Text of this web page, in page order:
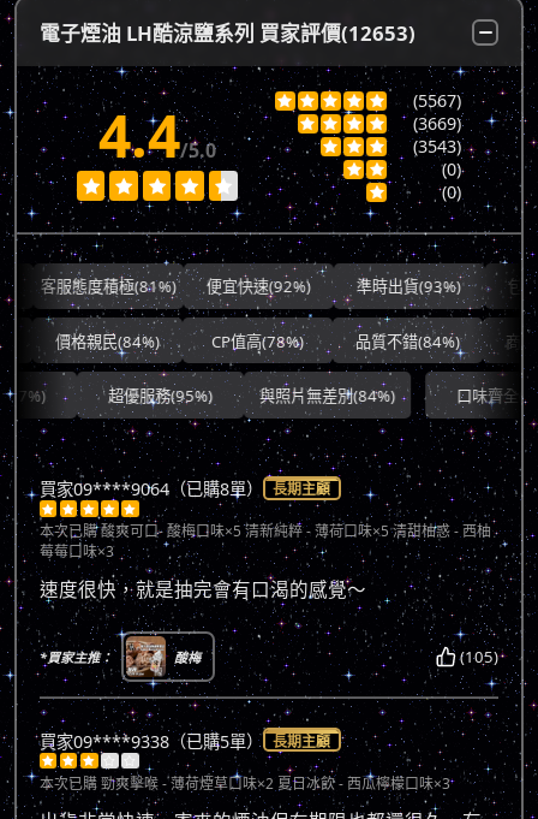
電子煙油 LH酷涼鹽系列 買家評價(12653)
4.4/5.0
    
     (5567)
    (3669)
   (3543)
  (0)
 (0)
客服態度積極(81%) 便宜快速(92%) 準時出貨(93%) 包裝良好
價格親民(84%) CP值高(78%) 品質不錯(84%) 商品滿
超優服務(95%) 與照片無差別(84%) 口味齊全(96%)
買家09****9064（已購8單） 長期主顧
    
本次已購酸爽可口- 酸梅口味×5 清新純粹 - 薄荷口味×5 清甜柚惑 - 西柚
莓莓口味×3
速度很快，就是抽完會有口渴的感覺～
*買家主推： 酸梅 (105)
買家09****9338（已購5單） 長期主顧
    
本次已購勁爽擊喉 - 薄荷煙草口味×2 夏日冰飲 - 西瓜檸檬口味×3